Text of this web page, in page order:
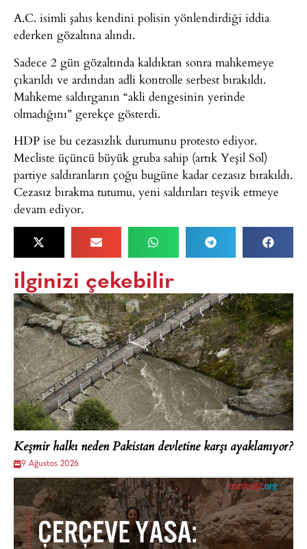
A.C. isimli şahıs kendini polisin yönlendirdiği iddia
ederken gözaltına alındı.
Sadece 2 gün gözaltında kaldıktan sonra mahkemeye
çıkarıldı ve ardından adli kontrolle serbest bırakıldı.
Mahkeme saldırganın “akli dengesinin yerinde
olmadığını” gerekçe gösterdi.
HDP ise bu cezasızlık durumunu protesto ediyor.
Mecliste üçüncü büyük gruba sahip (artık Yeşil Sol)
partiye saldıranların çoğu bugüne kadar cezasız bırakıldı.
Cezasız bırakma tutumu, yeni saldırıları teşvik etmeye
devam ediyor.
ilginizi çekebilir
Keşmir halkı neden Pakistan devletine karşı ayaklanıyor?
9 Ağustos 2026